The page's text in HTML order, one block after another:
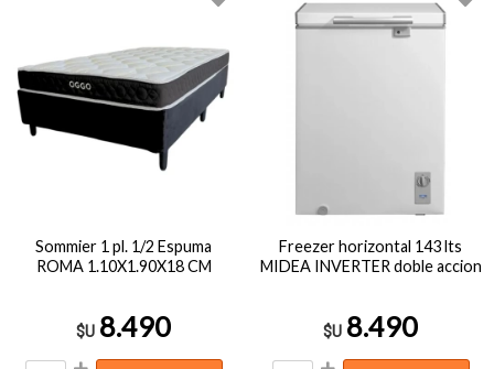
Sommier 1 pl. 1/2 Espuma
ROMA 1.10X1.90X18 CM
$U 8.490
Freezer horizontal 143 lts
MIDEA INVERTER doble accion
$U 8.490